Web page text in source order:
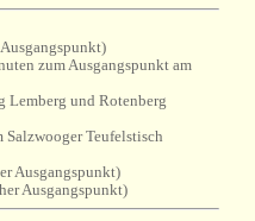
zum Ausgangspunkt am
Lemberg und Rotenberg
Salzwooger Teufelstisch
Ausgangspunkt)
Ausgangspunkt)